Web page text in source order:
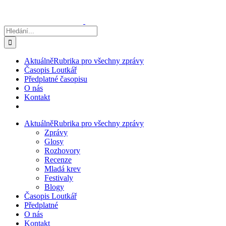
obsah
Hledat:
AktuálněRubrika pro všechny zprávy
Časopis Loutkář
Předplatné časopisu
O nás
Kontakt
AktuálněRubrika pro všechny zprávy
Zprávy
Glosy
Rozhovory
Recenze
Mladá krev
Festivaly
Blogy
Časopis Loutkář
Předplatné
O nás
Kontakt